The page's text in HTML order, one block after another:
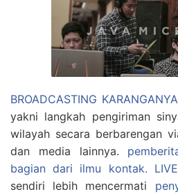
BROADCASTING
yakni langkah pengiriman
wilayah secara berbarengan
dan media lainnya.
bagian dari ilmu kontak.
sendiri lebih mencermati